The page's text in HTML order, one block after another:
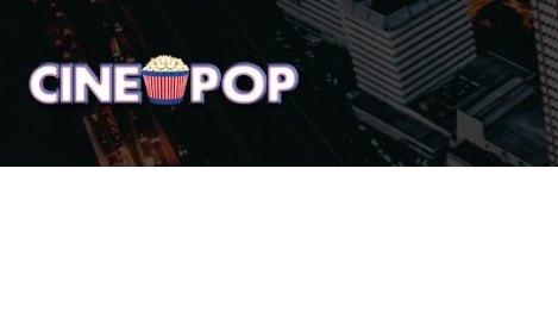
Home Notícias